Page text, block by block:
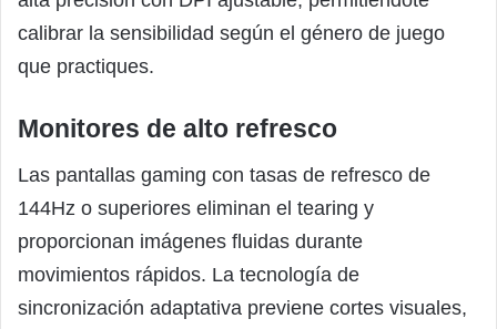
calibrar la sensibilidad según el género de juego
que practiques.
Monitores de alto refresco
Las pantallas gaming con tasas de refresco de
144Hz o superiores eliminan el tearing y
proporcionan imágenes fluidas durante
movimientos rápidos. La tecnología de
sincronización adaptativa previene cortes visuales,